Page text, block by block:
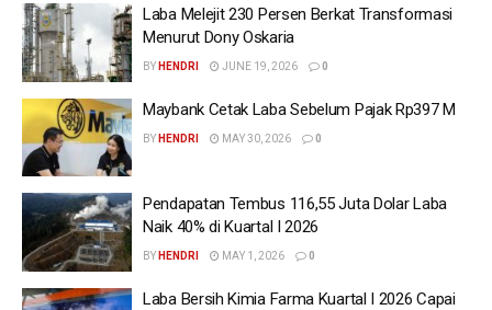
Laba Melejit 230 Persen Berkat Transformasi
Menurut Dony Oskaria
BY HENDRI JUNE 19, 2026 0
Maybank Cetak Laba Sebelum Pajak Rp397 M
BY HENDRI MAY 30, 2026 0
Pendapatan Tembus 116,55 Juta Dolar Laba
Naik 40% di Kuartal I 2026
BY HENDRI MAY 1, 2026 0
Laba Bersih Kimia Farma Kuartal I 2026 Capai